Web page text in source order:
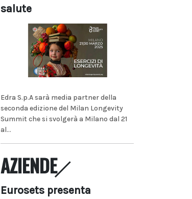
salute
Edra S.p.A sarà media partner della
seconda edizione del Milan Longevity
Summit che si svolgerà a Milano dal 21
al...
AZIENDE
Eurosets presenta